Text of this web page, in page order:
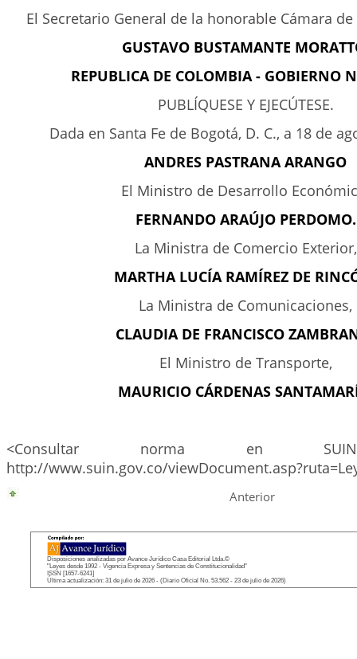
El Secretario General de la honorable Cámara
GUSTAVO BUSTAMANTE
REPUBLICA DE COLOMBIA - GOBIERNO
PUBLÍQUESE Y EJECÚTESE.
Dada en Santa Fe de Bogotá, D. C., a 18 de
ANDRES PASTRANA ARANGO
El Ministro de Desarrollo
FERNANDO ARAÚJO PERDOMO.
La Ministra de Comercio Exterior,
MARTHA LUCÍA RAMÍREZ DE
La Ministra de Comunicaciones,
CLAUDIA DE FRANCISCO
El Ministro de Transporte,
MAURICIO CÁRDENAS
<Consultar norma en SUIN
http://www.suin.gov.co/
Anterior
Disposiciones analizadas por Avance Jurídico Casa Editorial Ltda.©
"Leyes desde 1992 - Vigencia Expresa y Sentencias de Constitucionalidad"
ISSN [1657-6241]
Última actualización: 31 de julio de 2026 - (Diario Oficial No. 53.562 - 23 de julio de 2026)